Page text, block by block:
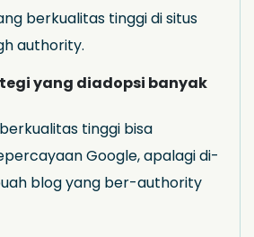
berkualitas tinggi di situs
authority.
yang diadopsi banyak
tinggi bisa
Google, apalagi di-
blog yang ber-authority